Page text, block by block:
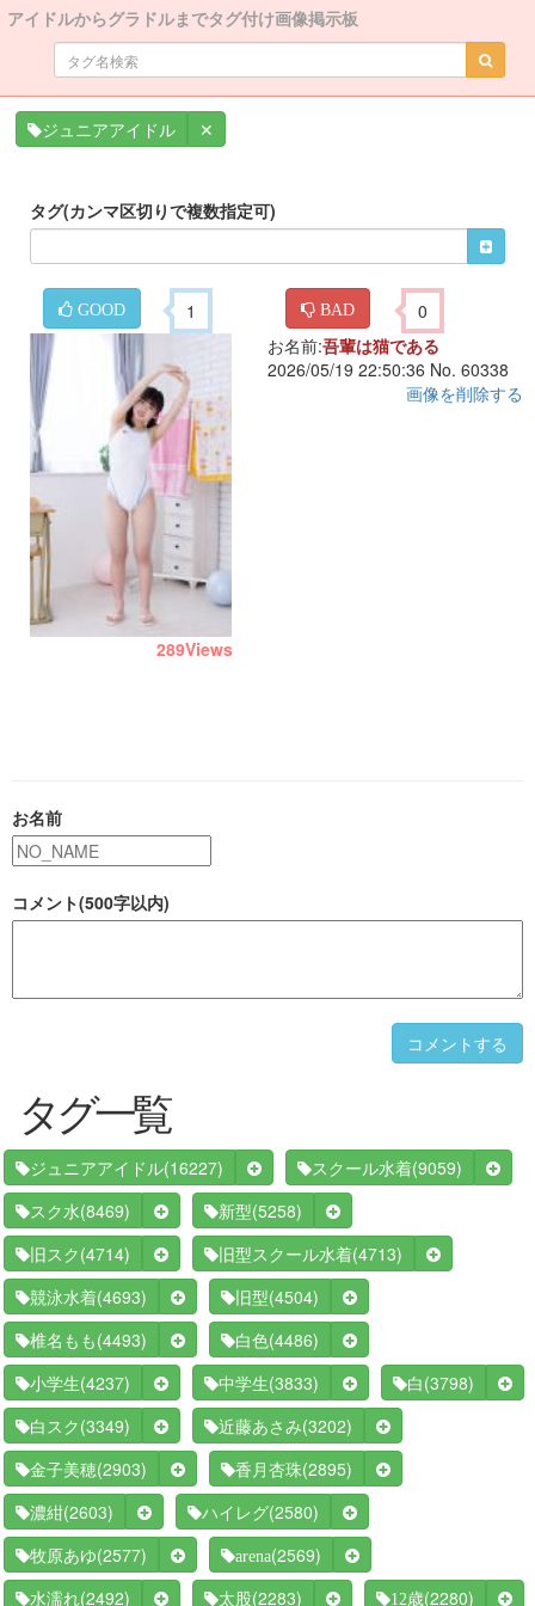
アイドルからグラドルまでタグ付け画像掲示板
ジュニアアイドル ✕
タグ(カンマ区切りで複数指定可)
GOOD 1 BAD 0
289Views
お名前:吾輩は猫である
2026/05/19 22:50:36 No. 60338
画像を削除する
お名前
コメント(500字以内)
コメントする
タグ一覧
ジュニアアイドル(16227) スクール水着(9059)
スク水(8469) 新型(5258)
旧スク (4714) 旧型スクール水着(4713)
競泳水着(4693) 旧型(4504)
椎名もも (4493) 白色(4486)
小学生(4237) 中学生(3833) 白 (3798)
白スク (3349) 近藤あさみ(3202)
金子美穂(2903) 香月杏珠(2895)
濃紺(2603) ハイレグ(2580)
牧原あゆ(2577) arena(2569)
水濡れ(2492) 太股(2283) 12歳(2280)